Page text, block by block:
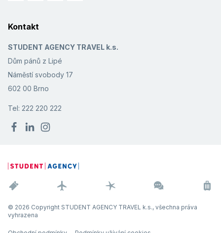
Kontakt
STUDENT AGENCY TRAVEL k.s.
Dům pánů z Lipé
Náměstí svobody 17
602 00 Brno
Tel: 222 220 222
© 2026 Copyright STUDENT AGENCY TRAVEL k.s., všechna práva
vyhrazena